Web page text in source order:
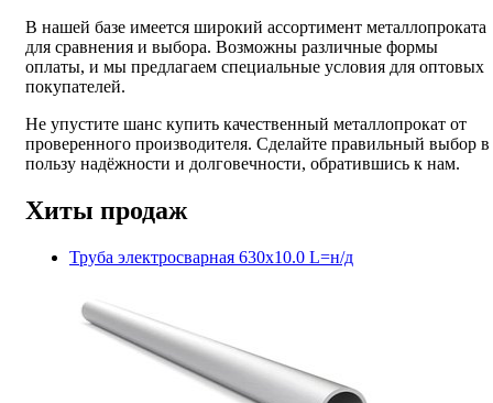
В нашей базе имеется широкий ассортимент металлопроката
для сравнения и выбора. Возможны различные формы
оплаты, и мы предлагаем специальные условия для оптовых
покупателей.
Не упустите шанс купить качественный металлопрокат от
проверенного производителя. Сделайте правильный выбор в
пользу надёжности и долговечности, обратившись к нам.
Хиты продаж
Труба электросварная 630х10.0 L=н/д